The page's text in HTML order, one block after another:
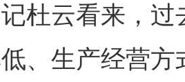
杜云看来，
、生产经营